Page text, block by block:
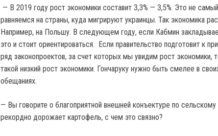
— В 2019 году рост экономики составит 3,3% — 3,5%. Это не
равняемся на страны, куда мигрируют украинцы. Так экономика
Например, на Польшу. В следующем году, если Кабмин
это и стоит ориентироваться. Если правительство подготовит к
ряд законопроектов, за счет которых мы увидим рост экономики,
такой низкий рост экономики. Гончаруку нужно быть смелее в
обещаниях.
— Вы говорите о благоприятной внешней конъектуре по сельскому
рекордно дорожает картофель, с чем это связно?